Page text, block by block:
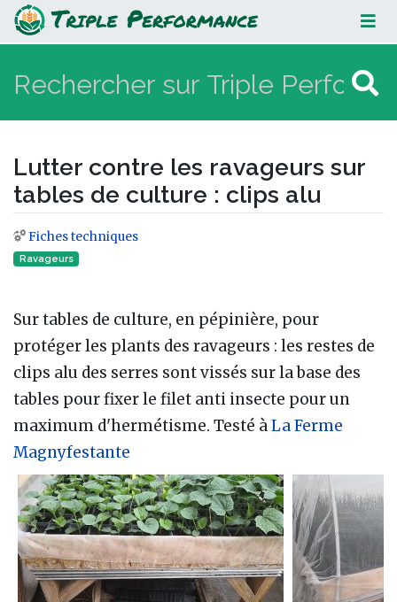
Lutter contre les ravageurs sur
tables de culture : clips alu
Lutter contre les ravageurs sur
tables de culture : clips alu
Aller à :navigation
Fiches techniques
Ravageurs
Sur tables de culture, en pépinière, pour
protéger les plants des ravageurs : les restes de
clips alu des serres sont vissés sur la base des
tables pour fixer le filet anti insecte pour un
maximum d'hermétisme. Testé àLa Ferme
Magnyfestante